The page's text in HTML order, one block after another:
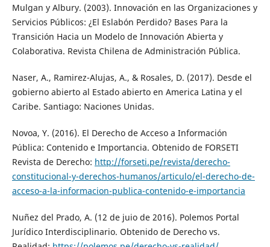
Mulgan y Albury. (2003). Innovación en las Organizaciones y
Servicios Públicos: ¿El Eslabón Perdido? Bases Para la
Transición Hacia un Modelo de Innovación Abierta y
Colaborativa. Revista Chilena de Administración Pública.
Naser, A., Ramirez-Alujas, A., & Rosales, D. (2017). Desde el
gobierno abierto al Estado abierto en America Latina y el
Caribe. Santiago: Naciones Unidas.
Novoa, Y. (2016). El Derecho de Acceso a Información
Pública: Contenido e Importancia. Obtenido de FORSETI
Revista de Derecho: http://forseti.pe/revista/derecho-
constitucional-y-derechos-humanos/articulo/el-derecho-de-
acceso-a-la-informacion-publica-contenido-e-importancia
Nuñez del Prado, A. (12 de juio de 2016). Polemos Portal
Jurídico Interdisciplinario. Obtenido de Derecho vs.